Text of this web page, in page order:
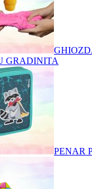
GRADINITA
PENAR